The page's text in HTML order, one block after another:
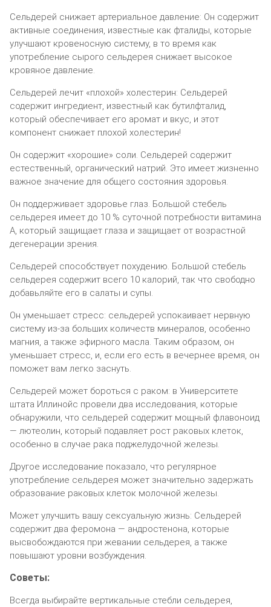
Сельдерей снижает артериальное давление: Он содержит
активные соединения, известные как фталиды, которые
улучшают кровеносную систему, в то время как
употребление сырого сельдерея снижает высокое
кровяное давление.
Сельдерей лечит «плохой» холестерин: Сельдерей
содержит ингредиент, известный как бутилфталид,
который обеспечивает его аромат и вкус, и этот
компонент снижает плохой холестерин!
Он содержит «хорошие» соли. Сельдерей содержит
естественный, органический натрий. Это имеет жизненно
важное значение для общего состояния здоровья.
Он поддерживает здоровье глаз. Большой стебель
сельдерея имеет до 10 % суточной потребности витамина
А, который защищает глаза и защищает от возрастной
дегенерации зрения.
Сельдерей способствует похудению. Большой стебель
сельдерея содержит всего 10 калорий, так что свободно
добавьляйте его в салаты и супы.
Он уменьшает стресс: сельдерей успокаивает нервную
систему из-за больших количеств минералов, особенно
магния, а также эфирного масла. Таким образом, он
уменьшает стресс, и, если его есть в вечернее время, он
поможет вам легко заснуть.
Сельдерей может бороться с раком: в Университете
штата Иллинойс провели два исследования, которые
обнаружили, что сельдерей содержит мощный флавоноид
— лютеолин, который подавляет рост раковых клеток,
особенно в случае рака поджелудочной железы.
Другое исследование показало, что регулярное
употребление сельдерея может значительно задержать
образование раковых клеток молочной железы.
Может улучшить вашу сексуальную жизнь: Сельдерей
содержит два феромона — андростенона, которые
высвобождаются при жевании сельдерея, а также
повышают уровни возбуждения.
Советы:
Всегда выбирайте вертикальные стебли сельдерея,